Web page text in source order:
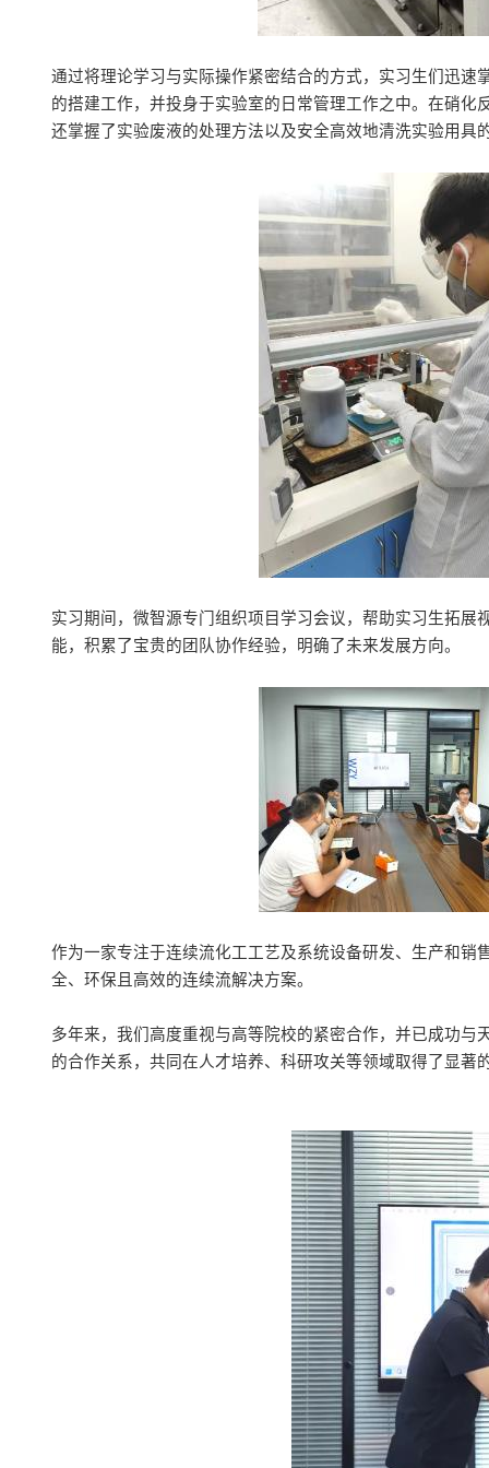
通过将理论学习与实际操作紧密结合的方式，实习生们迅
的搭建工作，并投身于实验室的日常管理工作之中。在硝
还掌握了实验废液的处理方法以及安全高效地清洗实验用具
实习期间，微智源专门组织项目学习会议，帮助实习生拓
能，积累了宝贵的团队协作经验，明确了未来发展方向。
作为一家专注于连续流化工工艺及系统设备研发、生产和
全、环保且高效的连续流解决方案。
多年来，我们高度重视与高等院校的紧密合作，并已成功
的合作关系，共同在人才培养、科研攻关等领域取得了显著